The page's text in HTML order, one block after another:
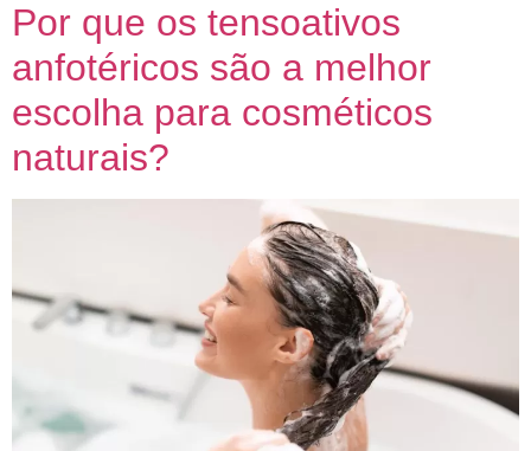
Por que os tensoativos
anfotéricos são a melhor
escolha para cosméticos
naturais?